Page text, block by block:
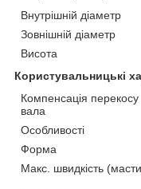
Внутрішній діаметр
Зовнішній діаметр
Висота
Користувальницькі
Компенсація перекосу
вала
Особливості
Форма
Макс. швидкість